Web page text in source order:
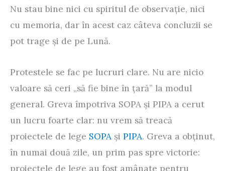
Nu stau bine nici cu spiritul de observație, nici
cu memoria, dar în acest caz câteva concluzii se
pot trage și de pe Lună.
Protestele se fac pe lucruri clare. Nu are nicio
valoare să ceri „să fie bine în țară” la modul
general. Greva împotriva SOPA și PIPA a cerut
un lucru foarte clar: nu vrem să treacă
proiectele de lege SOPA și PIPA. Greva a obținut,
în numai două zile, un prim pas spre victorie:
proiectele de lege au fost amânate pentru